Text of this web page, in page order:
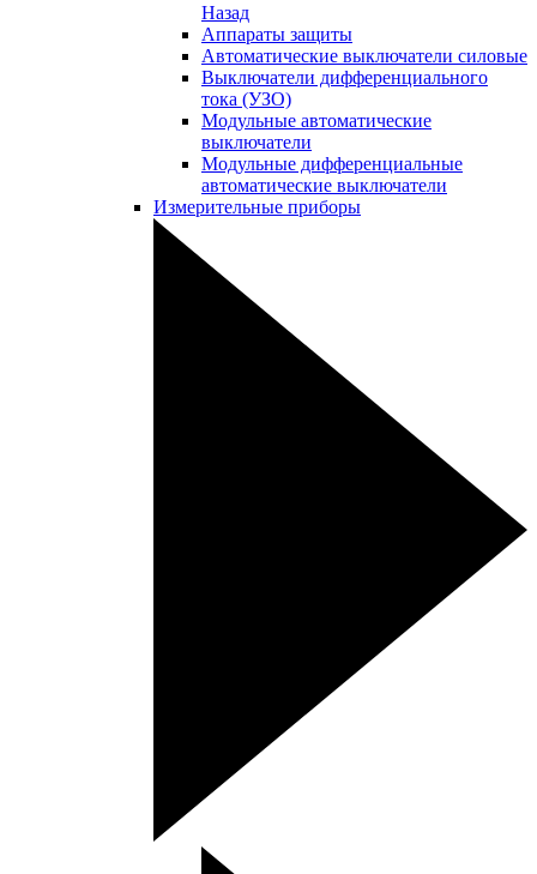
Назад
Аппараты защиты
Автоматические выключатели силовые
Выключатели дифференциального
тока (УЗО)
Модульные автоматические
выключатели
Модульные дифференциальные
автоматические выключатели
Измерительные приборы